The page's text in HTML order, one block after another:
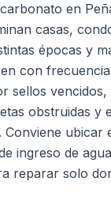
en
casas,
épocas y
con
sellos vencidos,
obstruidas y
Conviene ubicar
ingreso de
reparar solo